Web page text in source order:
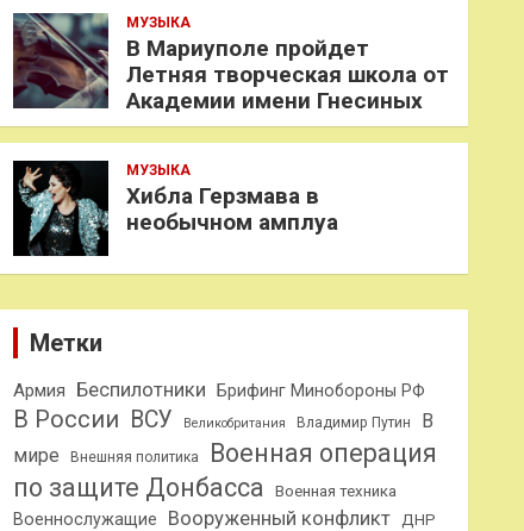
МУЗЫКА
В Мариуполе пройдет
Летняя творческая школа от
Академии имени Гнесиных
МУЗЫКА
Хибла Герзмава в
необычном амплуа
Метки
Армия Беспилотники Брифинг Минобороны РФ
В России ВСУ Великобритания Владимир Путин
В
мире
Внешняя политика
Военная операция
по защите Донбасса
Военная техника
Военнослужащие Вооруженный конфликт ДНР